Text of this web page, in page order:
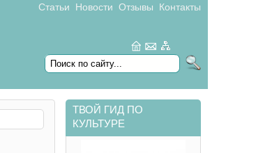
Статьи Новости Отзывы Контакты
Форма поиска
search
ТВОЙ ГИД ПО
КУЛЬТУРЕ